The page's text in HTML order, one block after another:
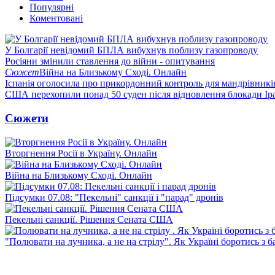
Популярні
Коментовані
У Болгарії невідомий БПЛА вибухнув поблизу газопроводу
Росіяни змінили ставлення до війни - опитування
СюжетВійна на Близькому Сході. Онлайн
Іспанія оголосила про прикордонний контроль для мандрівників
США перехопили понад 50 суден після відновлення блокади
Сюжети
Вторгнення Росії в Україну. Онлайн
Війна на Близькому Сході. Онлайн
Підсумки 07.08: "Пекельні" санкції і "парад" дронів
Пекельні санкції. Рішення Сената США
"Полювати на лучника, а не на стрілу". Як Україні боротись з